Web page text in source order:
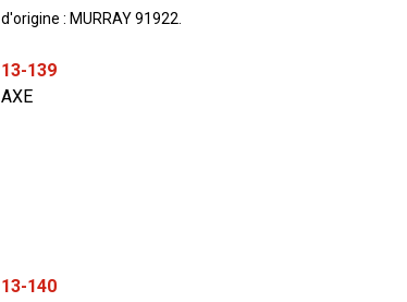
d'origine : MURRAY 91922.
13-139
AXE
13-140